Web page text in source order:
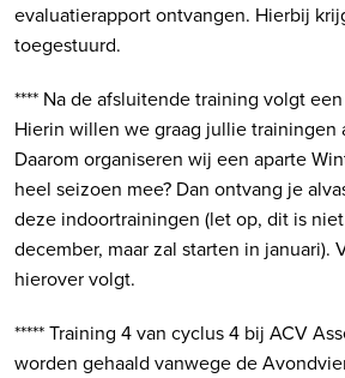
evaluatierapport ontvangen. Hierbij
toegestuurd.
**** Na de afsluitende training volgt
Hierin willen we graag jullie trainingen
Daarom organiseren wij een aparte
heel seizoen mee? Dan ontvang je
deze indoortrainingen (let op, dit is
december, maar zal starten in januari).
hierover volgt.
***** Training 4 van cyclus 4 bij ACV
worden gehaald vanwege de